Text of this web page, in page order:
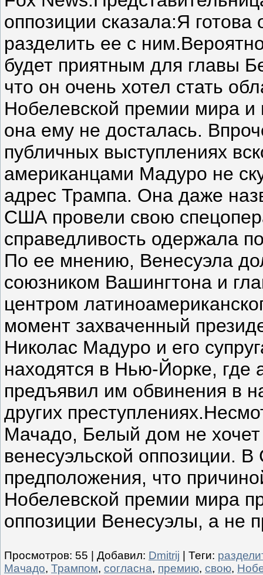
оппозиции сказала:Я
разделить ее с
будет приятным для главы
что он очень хотел стать
Нобелевской премии мира и
она ему не досталась.
публичных выступлениях
американцами Мадуро не
адрес Трампа. Она даже
США провели свою
справедливость одержала
По ее мнению, Венесуэла
союзником Вашингтона и
центром
момент захваченный
Николас Мадуро и его
находятся в Нью-Йорке, где
предъявил им обвинения в
других
Мачадо, Белый дом не хочет
венесуэльской оппозиции.
предположения, что
Нобелевской премии мира
оппозиции Венесуэлы, а не
Просмотров: 55 Добавил: Dmitrij Теги:
Мачадо, Трампом, согласна, премию, свою,